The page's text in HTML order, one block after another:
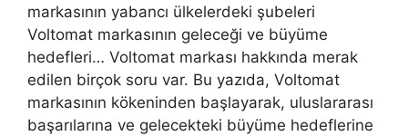
markasının yabancı ülkelerdeki şubeleri
Voltomat markasının geleceği ve büyüme
hedefleri… Voltomat markası hakkında merak
edilen birçok soru var. Bu yazıda, Voltomat
markasının kökeninden başlayarak, uluslararası
başarılarına ve gelecekteki büyüme hedeflerine